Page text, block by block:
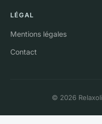
LÉGAL
Mentions légales
Contact
© 2026